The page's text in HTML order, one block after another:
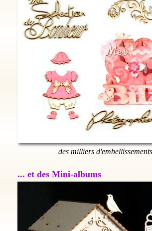
des milliers
... et des Mini-albums